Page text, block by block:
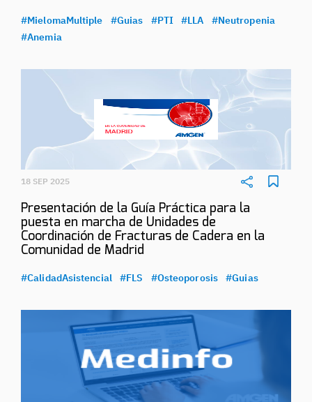
#MielomaMultiple #Guias #PTI #LLA
#Neutropenia
#Anemia
18 SEP 2025
Presentación de la Guía Práctica para la
puesta en marcha de Unidades de
Coordinación de Fracturas de Cadera en la
Comunidad de Madrid
#CalidadAsistencial #FLS #Osteoporosis #Guias